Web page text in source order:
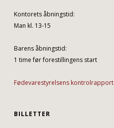
Kontorets åbningstid:
Man kl. 13-15
Barens åbningstid:
1 time før forestillingens start
Fødevarestyrelsens kontrolrapport
BILLETTER